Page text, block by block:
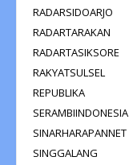
RADARSIDOARJO
RADARTARAKAN
RADARTASIKSORE
RAKYATSULSEL
REPUBLIKA
SERAMBIINDONESIA
SINARHARAPANNET
SINGGALANG